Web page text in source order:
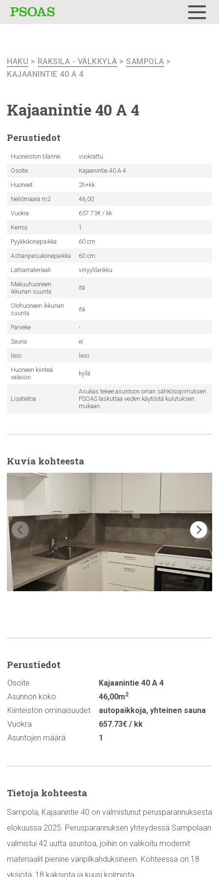
HAKU > RAKSILA - VÄLKKYLÄ > SAMPOLA >
KAJAANINTIE 40 A 4
Kajaanintie 40 A 4
Perustiedot
Huoneiston tilanne
vuokrattu
Osoite
Kajaanintie 40 A 4
Huoneet
2h+kk
Neliömäärä m2
46,00
Vuokra
657.73€ / kk
Kerros
1
Pyykkikonepaikka
60 cm
Astianpesukonepaikka
60 cm
Lattiamateriaali
vinyylilankku
Makuuhuoneen
ikkunan suunta
itä
Olohuoneen ikkunan
suunta
itä
Parveke
-
Sauna
ei
liesi
liesi
Huoneen kiinteä
valaisin
kyllä
Lisätietoa
Asukas tekee asuntoon oman sähkösopimuksen.
PSOAS laskuttaa veden käytöstä kulutuksen
mukaan.
Kuvia kohteesta
Perustiedot
Osoite
Kajaanintie 40 A 4
Asunnon koko
46,00m2
Kiinteistön ominaisuudet autopaikkoja, yhteinen sauna
Vuokra
657.73€ / kk
Asuntojen määrä
1
Tietoja kohteesta
Sampola, Kajaanintie 40 on valmistunut perusparannuksesta
elokuussa 2025. Perusparannuksen yhteydessä Sampolaan
valmistui 42 uutta asuntoa, joihin on valikoitu modernit
materiaalit pienine väripilkahduksineen. Kohteessa on 18
yksiötä, 18 kaksiota ja kuusi kolmiota.